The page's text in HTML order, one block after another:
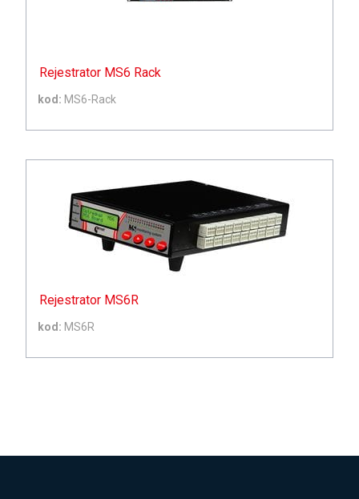
Rejestrator MS6 Rack
kod: MS6-Rack
Rejestrator MS6R
kod: MS6R